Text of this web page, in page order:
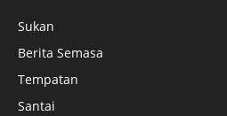
Sukan
Berita Semasa
Tempatan
Santai